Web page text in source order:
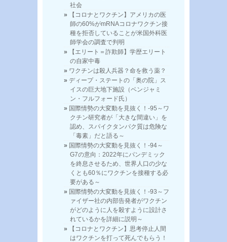
社会
【コロナとワクチン】アメリカの医
師の60%がmRNAコロナワクチン接
種を拒否していることが米国外科医
師学会の調査で判明
【エリート＝詐欺師】学歴エリート
の自家中毒
ワクチンは殺人兵器？命を救う薬？
ディープ・ステートの「奥の院」ス
イスの巨大地下施設（ベンジャミ
ン・フルフォード氏）
国際情勢の大変動を見抜く！-95～ワ
クチン研究者が「大きな間違い」を
認め、スパイクタンパク質は危険な
「毒素」だと語る～
国際情勢の大変動を見抜く！-94～
G7の意向：2022年にパンデミック
を終息させるため、世界人口の少な
くとも60％にワクチンを接種する必
要がある～
国際情勢の大変動を見抜く！-93～フ
ァイザー社の内部告発者がワクチン
がどのように人を殺すように設計さ
れているかを詳細に説明～
【コロナとワクチン】思考停止人間
はワクチンを打って死んでもらう！